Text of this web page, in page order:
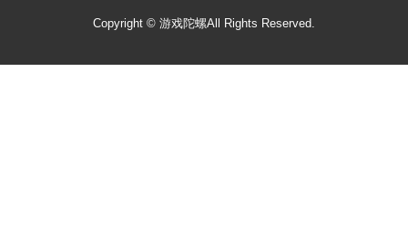
Copyright © 游戏陀螺All Rights Reserved.